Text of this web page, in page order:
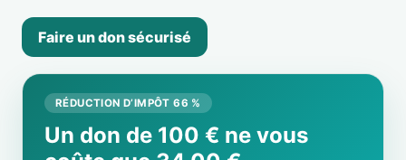
Faire un don sécurisé
RÉDUCTION D’IMPÔT 66 %
Un don de 100 € ne vous